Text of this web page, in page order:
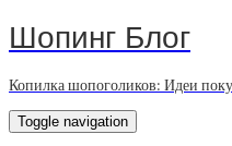
Шопинг Блог
Копилка шопоголиков: Идеи
Toggle navigation